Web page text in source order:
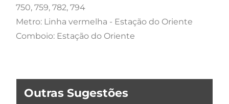
750, 759, 782, 794
Metro: Linha vermelha - Estação do Oriente
Comboio: Estação do Oriente
Outras Sugestões